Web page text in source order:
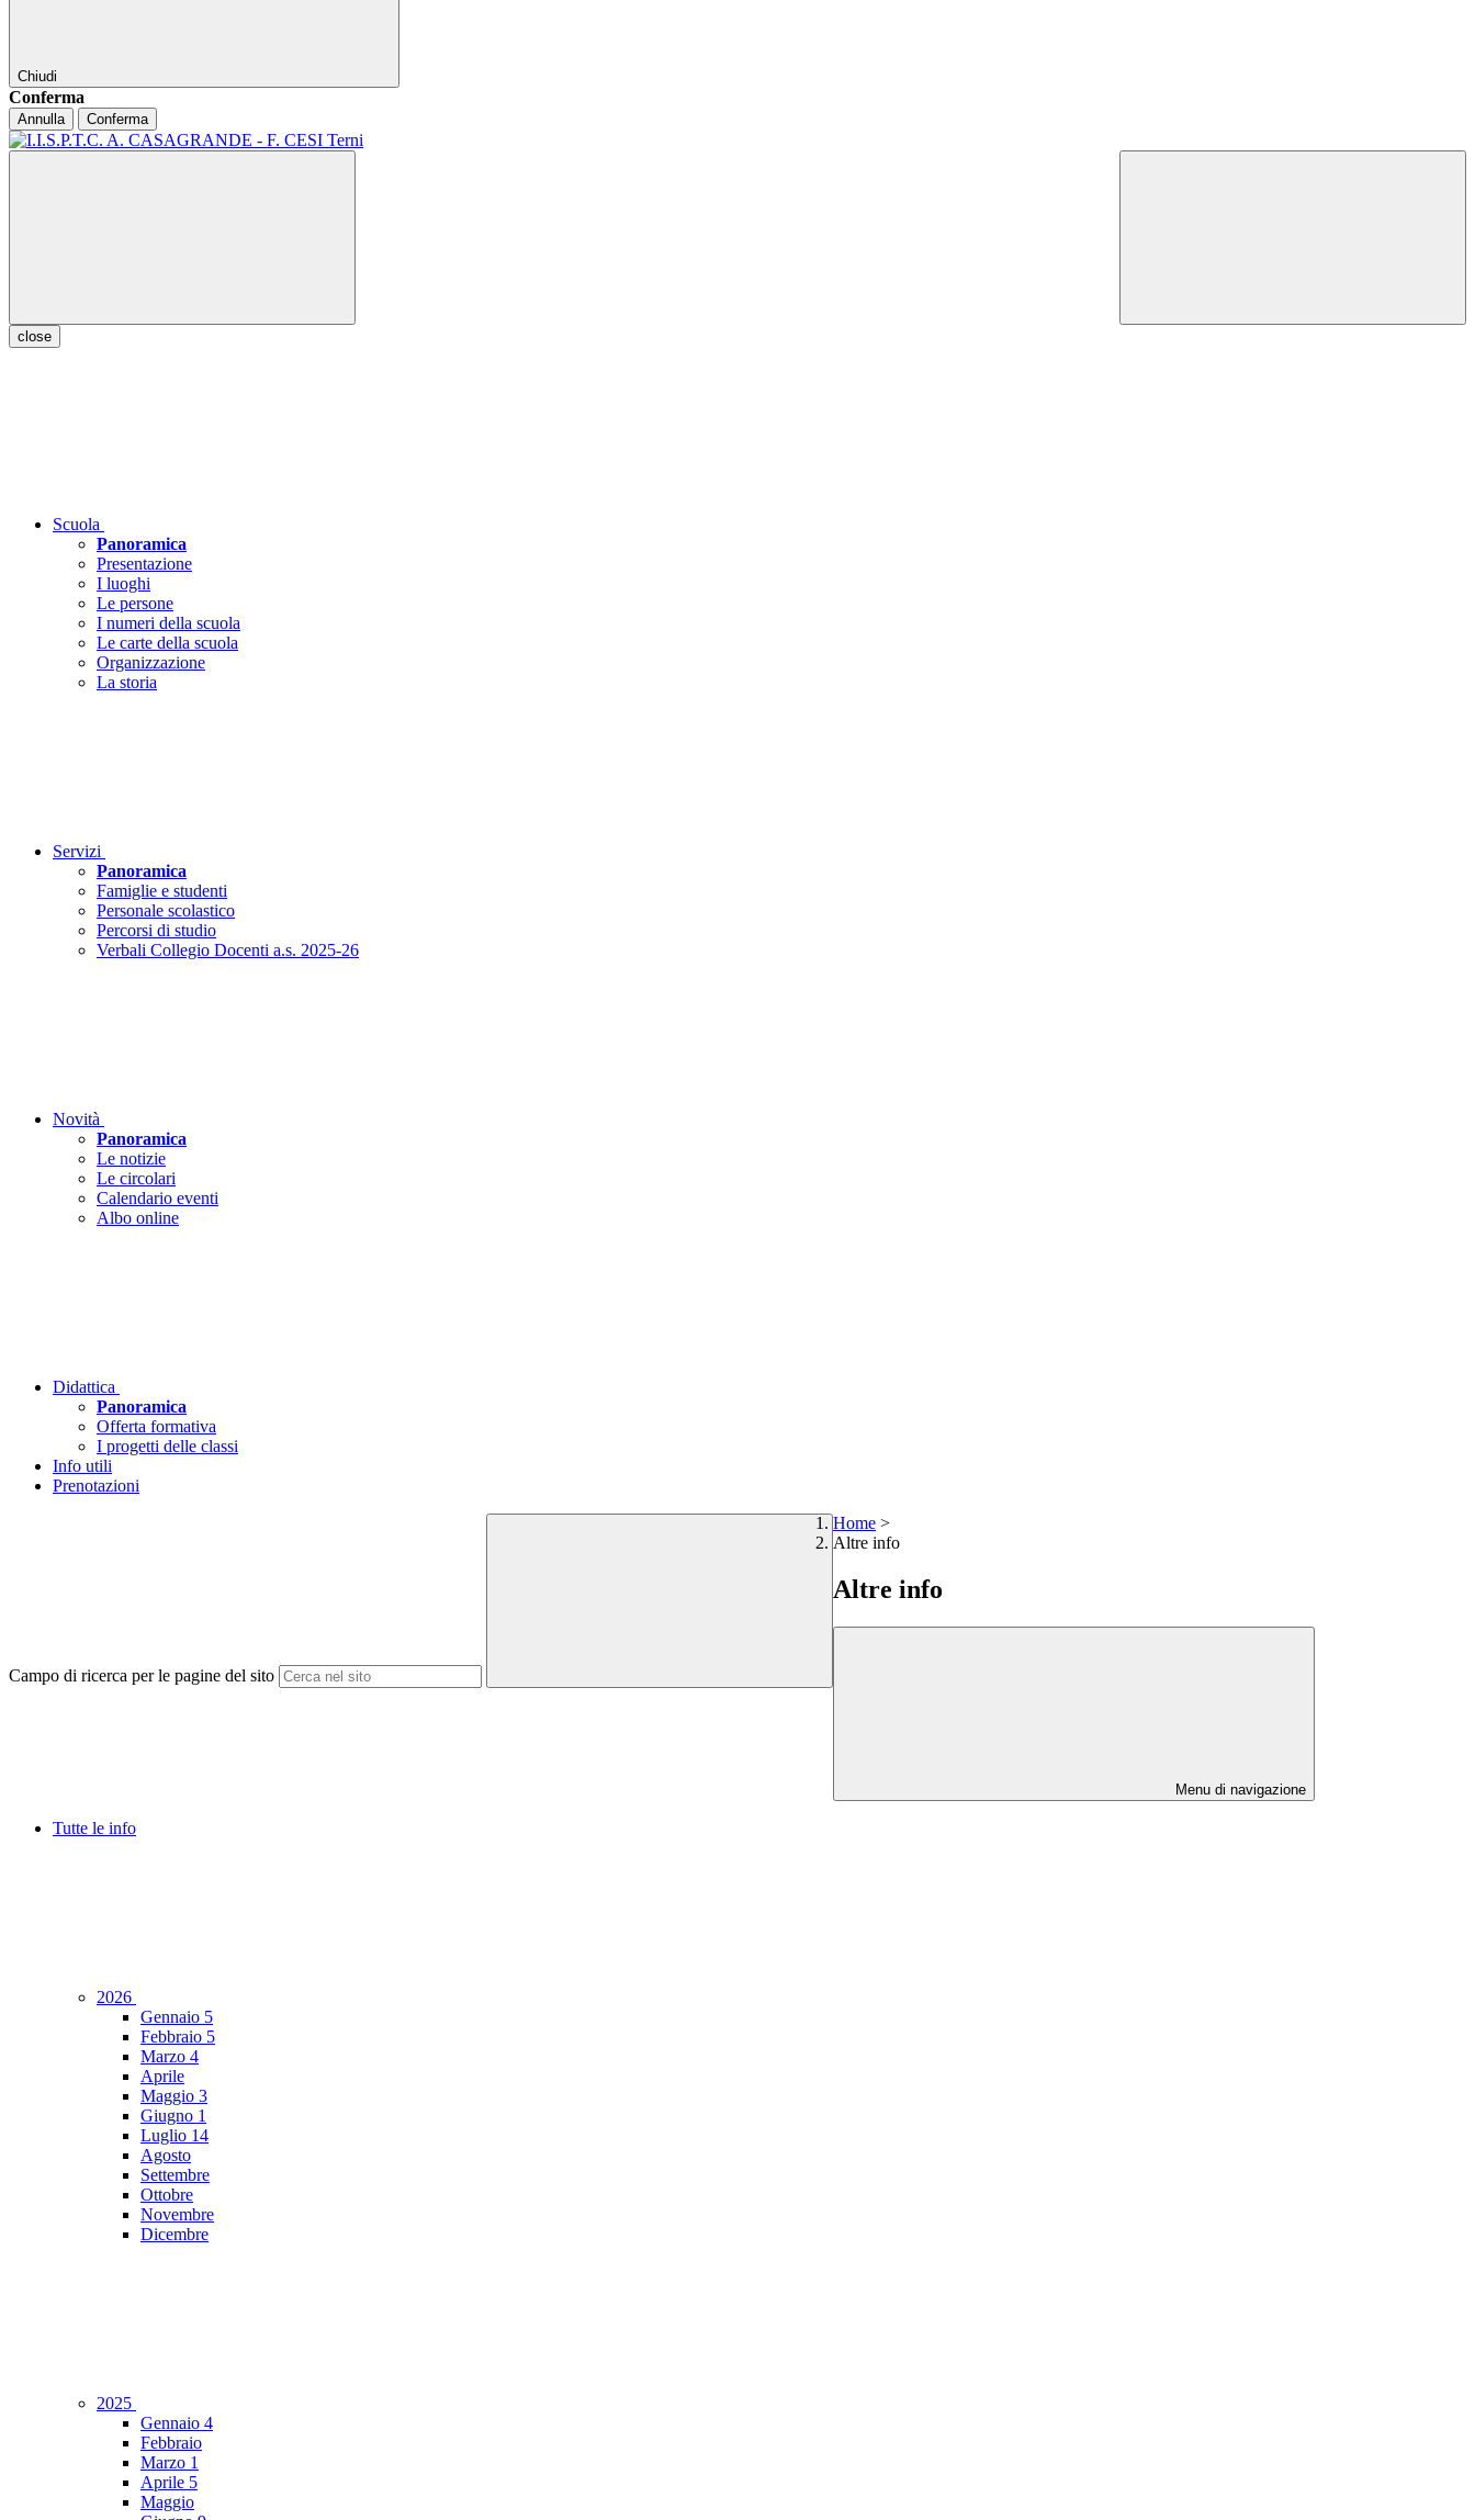
Chiudi
Conferma
Annulla Conferma
close
Scuola
Panoramica
Presentazione
I luoghi
Le persone
I numeri della scuola
Le carte della scuola
Organizzazione
La storia
Servizi
Panoramica
Famiglie e studenti
Personale scolastico
Percorsi di studio
Verbali Collegio Docenti a.s. 2025-26
Novità
Panoramica
Le notizie
Le circolari
Calendario eventi
Albo online
Didattica
Panoramica
Offerta formativa
I progetti delle classi
Info utili
Prenotazioni
Campo di ricerca per le pagine del sito
Home >
Altre info
Altre info
Menu di navigazione
Tutte le info
2026
Gennaio 5
Febbraio 5
Marzo 4
Aprile
Maggio 3
Giugno 1
Luglio 14
Agosto
Settembre
Ottobre
Novembre
Dicembre
2025
Gennaio 4
Febbraio
Marzo 1
Aprile 5
Maggio